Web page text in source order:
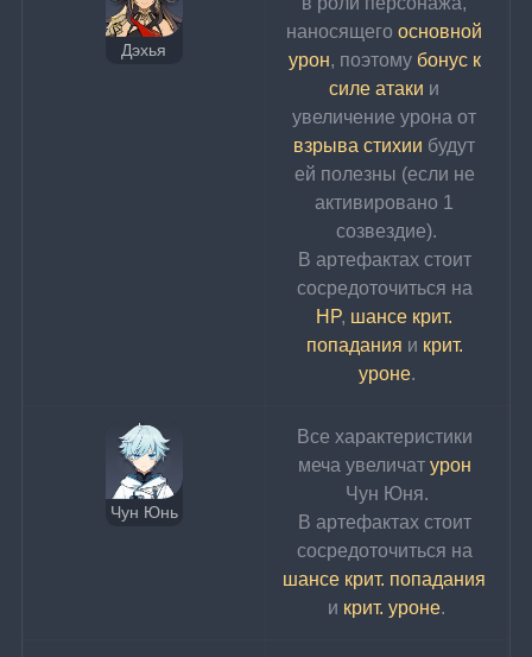
Дэхья
наносящего основной
урон, поэтому бонус к
силе атаки и
увеличение урона от
взрыва стихии будут
ей полезны (если не
активировано 1
созвездие).
В артефактах стоит
сосредоточиться на
HP, шансе крит.
попадания и крит.
уроне.
Чун Юнь
Все характеристики
меча увеличат урон
Чун Юня.
В артефактах стоит
сосредоточиться на
шансе крит. попадания
и крит. уроне.